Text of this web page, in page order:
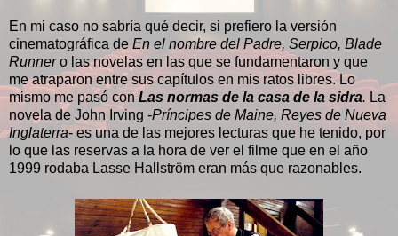
En mi caso no sabría qué decir, si prefiero la versión
cinematográfica de En el nombre del Padre, Serpico, Blade
Runnero las novelas en las que se fundamentaron y que
me atraparon entre sus capítulos en mis ratos libres. Lo
mismo me pasó con Las normas de la casa de la sidra. La
novela de John Irving -Príncipes de Maine, Reyes de Nueva
Inglaterra- es una de las mejores lecturas que he tenido, por
lo que las reservas a la hora de ver el filme que en el año
1999 rodaba Lasse Hallström eran más que razonables.